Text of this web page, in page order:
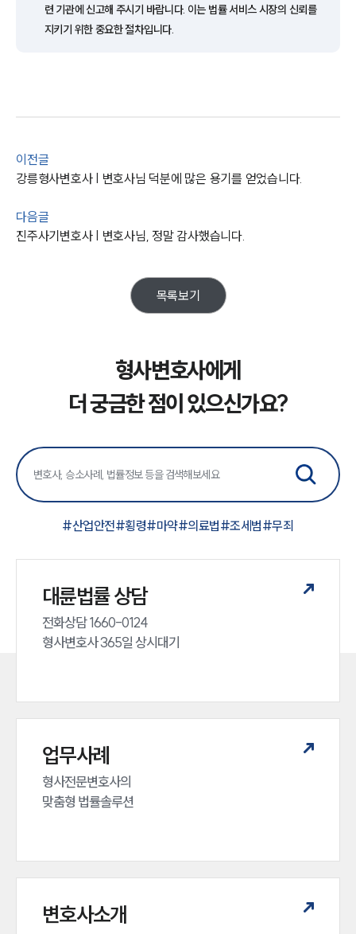
업무사례
업무분야
전체
구성원 소개
형사전문변호사
소식/자료
언론보도
공지사항
법률서식
뉴스레터/브로슈어
세미나
대륜법률상담예약
련 기관에 신고해 주시기 바랍니다. 이는 법률 서비스 시장의 신뢰를
지키기 위한 중요한 절차입니다.
이전글
강릉형사변호사 | 변호사님 덕분에 많은 용기를 얻었습니다.
다음글
진주사기변호사 | 변호사님, 정말 감사했습니다.
목록보기
형사변호사에게
더 궁금한 점이 있으신가요?
#산업안전#횡령#마약#의료법#조세범#무죄
대륜법률 상담
전화상담 1660-0124
형사변호사 365일 상시대기
업무사례
형사전문변호사의
맞춤형 법률솔루션
변호사소개